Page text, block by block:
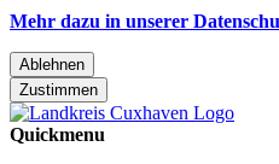
Mehr dazu in unserer
Ablehnen
Zustimmen
Quickmenu